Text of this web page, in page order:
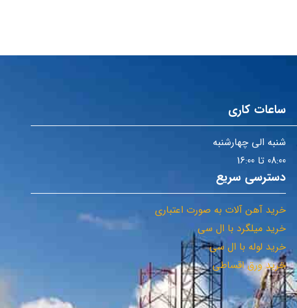
ساعات کاری
شنبه الی چهارشنبه
08:00 تا 16:00
دسترسی سریع
خرید آهن آلات به صورت اعتباری
خرید میلگرد با ال سی
خرید لوله با ال سی
خرید ورق اقساطی